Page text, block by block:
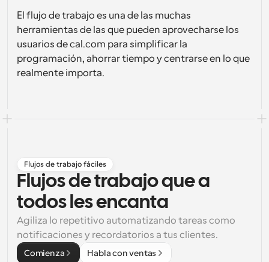
El flujo de trabajo es una de las muchas
herramientas de las que pueden aprovecharse los
usuarios de cal.com para simplificar la
programación, ahorrar tiempo y centrarse en lo que
realmente importa.
Flujos de trabajo fáciles
Flujos de trabajo que a
todos les encanta
Agiliza lo repetitivo automatizando tareas como
notificaciones y recordatorios a tus clientes.
Comienza Habla con ventas